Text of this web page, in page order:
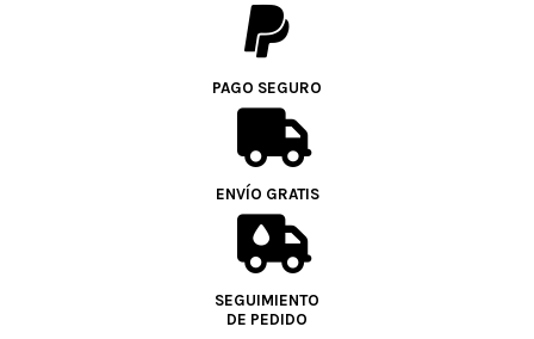
PAGO SEGURO
ENVÍO GRATIS
SEGUIMIENTO
DE PEDIDO